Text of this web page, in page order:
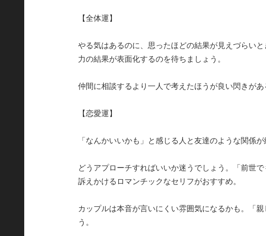
【全体運】
やる気はあるのに、思ったほどの結果が見えづらい
力の結果が表面化するのを待ちましょう。
仲間に相談するより一人で考えたほうが良い閃きがあ
【恋愛運】
「なんかいいかも」と感じる人と友達のような関係が
どうアプローチすればいいか迷うでしょう。「前世
訴えかけるロマンチックなセリフがおすすめ。
カップルは本音が言いにくい雰囲気になるかも。「
う。